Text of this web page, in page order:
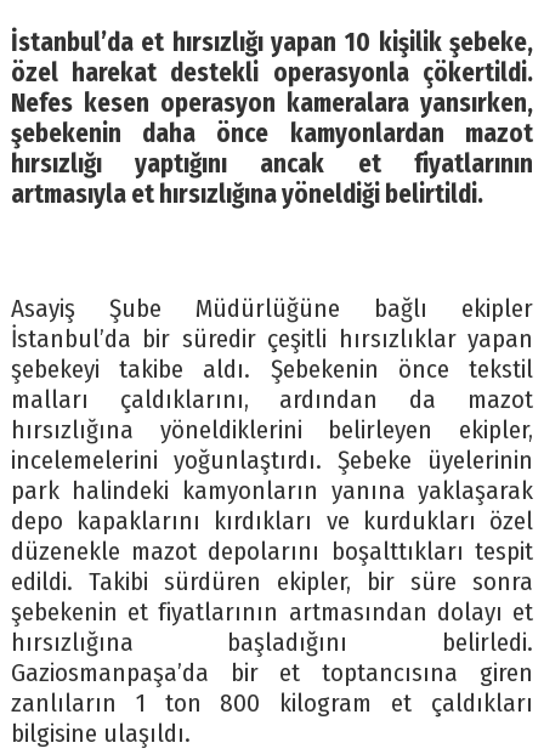
İstanbul’da et hırsızlığı yapan 10 kişilik şebeke,
özel harekat destekli operasyonla çökertildi.
Nefes kesen operasyon kameralara yansırken,
şebekenin daha önce kamyonlardan mazot
hırsızlığı yaptığını ancak et fiyatlarının
artmasıyla et hırsızlığına yöneldiği belirtildi.
Asayiş Şube Müdürlüğüne bağlı ekipler
İstanbul’da bir süredir çeşitli hırsızlıklar yapan
şebekeyi takibe aldı. Şebekenin önce tekstil
malları çaldıklarını, ardından da mazot
hırsızlığına yöneldiklerini belirleyen ekipler,
incelemelerini yoğunlaştırdı. Şebeke üyelerinin
park halindeki kamyonların yanına yaklaşarak
depo kapaklarını kırdıkları ve kurdukları özel
düzenekle mazot depolarını boşalttıkları tespit
edildi. Takibi sürdüren ekipler, bir süre sonra
şebekenin et fiyatlarının artmasından dolayı et
hırsızlığına başladığını belirledi.
Gaziosmanpaşa’da bir et toptancısına giren
zanlıların 1 ton 800 kilogram et çaldıkları
bilgisine ulaşıldı.